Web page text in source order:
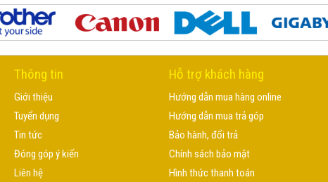
Thông tin
Giới thiệu
Tuyển dụng
Tin tức
Đóng góp ý kiến
Liên hệ
Hỗ trợ khách hàng
Hướng dẫn mua hàng online
Hướng dẫn mua trả góp
Bảo hành, đổi trả
Chính sách bảo mật
Hình thức thanh toán